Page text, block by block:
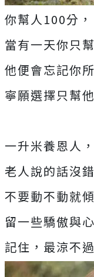
你幫人100分，
當有一天你只
他便會忘記你
寧願選擇只幫
一升米養恩人
老人說的話沒錯
不要動不動就
留一些驕傲與
記住，最涼不